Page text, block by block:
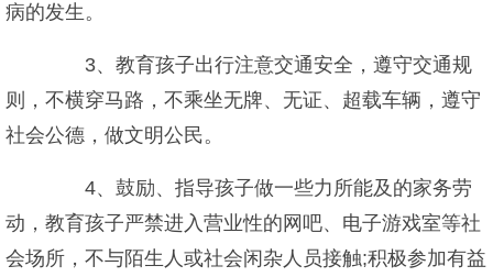
病的发生。
3、教育孩子出行注意交通安全，遵守交通规
则，不横穿马路，不乘坐无牌、无证、超载车辆，遵守
社会公德，做文明公民。
4、鼓励、指导孩子做一些力所能及的家务劳
动，教育孩子严禁进入营业性的网吧、电子游戏室等社
会场所，不与陌生人或社会闲杂人员接触;积极参加有益